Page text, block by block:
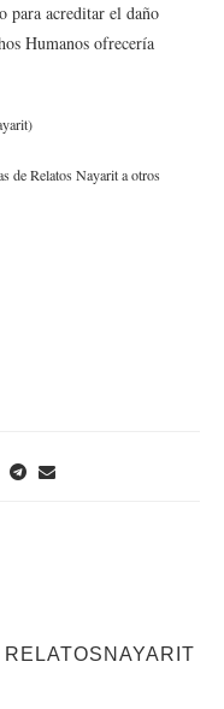
para acreditar el daño
Humanos ofrecería
de Relatos Nayarit a otros